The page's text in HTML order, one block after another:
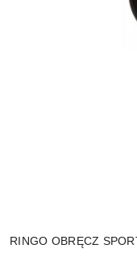
RINGO OBRĘCZ